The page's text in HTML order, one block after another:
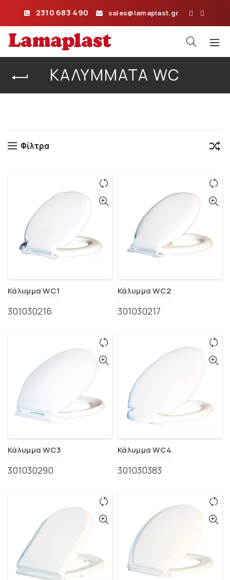
2310 683 490 sales@lamaplast.gr
ΚΑΛΎΜΜΑΤΑ WC
Φίλτρα
Κάλυμμα WC1
301030216
Κάλυμμα WC2
301030217
Κάλυμμα WC3
301030290
Κάλυμμα WC4
301030383